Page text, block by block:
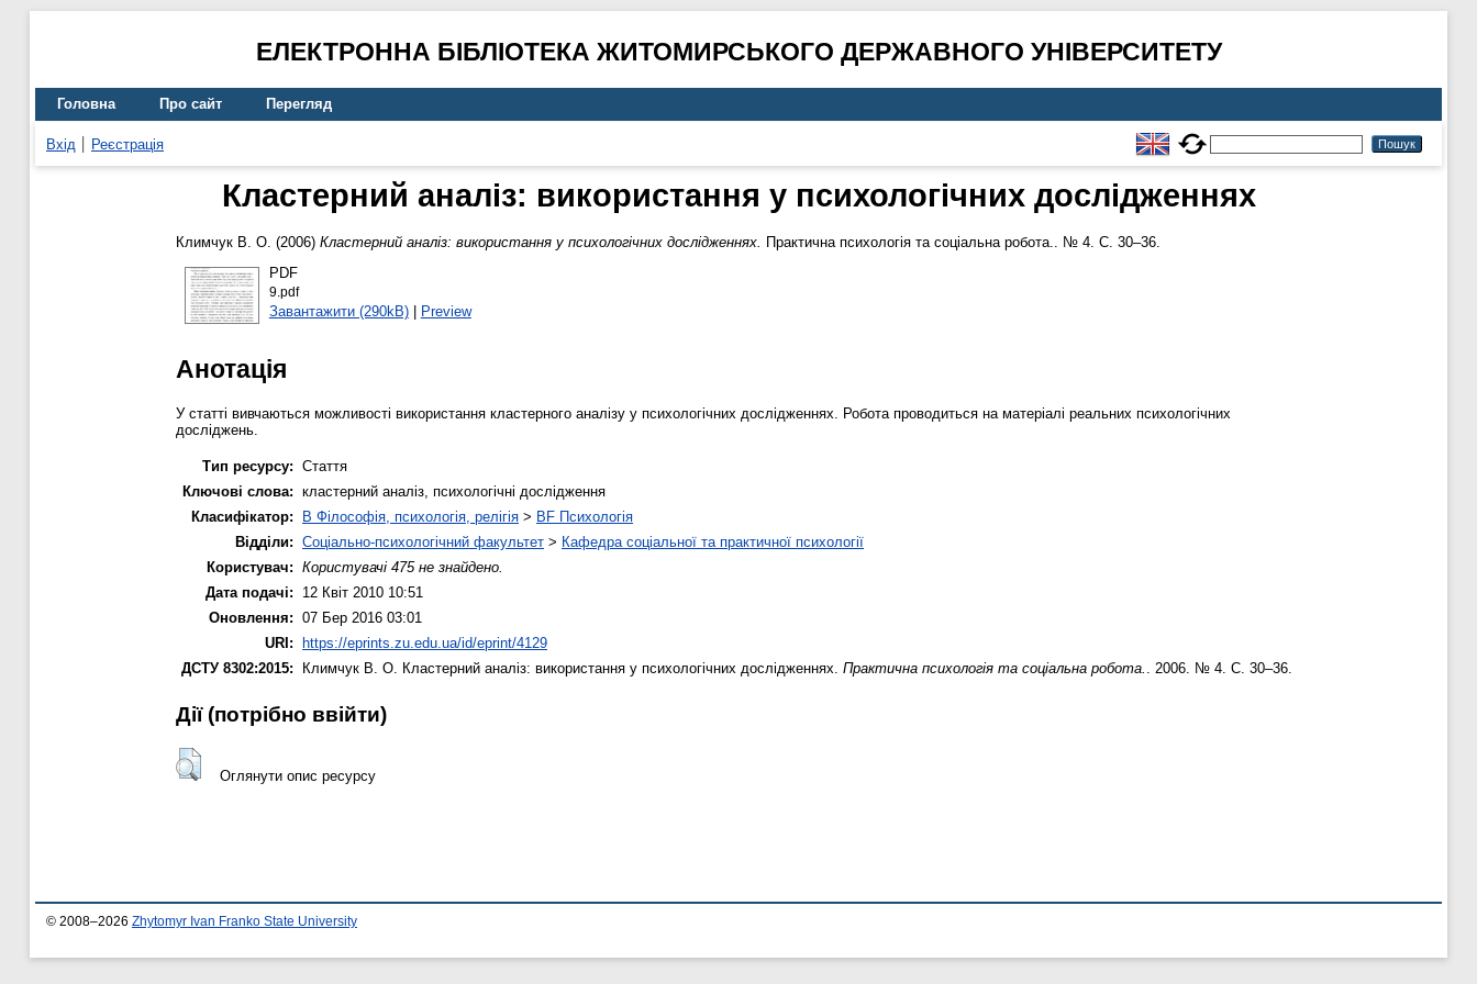
ЕЛЕКТРОННА БІБЛІОТЕКА ЖИТОМИРСЬКОГО ДЕРЖАВНОГО УНІВЕРСИТЕТУ
Головна Про сайт Перегляд
Вхід Реєстрація
Кластерний аналіз: використання у психологічних дослідженнях
Климчук В. О. (2006) Кластерний аналіз: використання у психологічних дослідженнях. Практична психологія та соціальна робота.. № 4. С. 30–36.
PDF
9.pdf
Завантажити (290kB)| Preview
Анотація
У статті вивчаються можливості використання кластерного аналізу у психологічних дослідженнях. Робота проводиться на матеріалі реальних психологічних
досліджень.
Тип ресурсу: Стаття
Ключові слова: кластерний аналіз, психологічні дослідження
Класифікатор:
B Філософія, психологія, релігія > BF Психологія
Відділи: Соціально-психологічний факультет > Кафедра соціальної та практичної психології
Користувач: Користувачі 475 не знайдено.
Дата подачі:
12 Квіт 2010 10:51
Оновлення: 07 Бер 2016 03:01
URI: https://eprints.zu.edu.ua/id/eprint/4129
ДСТУ 8302:2015:
Климчук В. О. Кластерний аналіз: використання у психологічних дослідженнях. Практична психологія та соціальна робота. . 2006. № 4. С. 30–36.
Дії ​​(потрібно ввійти)
Оглянути опис ресурсу
© 2008–2026 Zhytomyr Ivan Franko State University